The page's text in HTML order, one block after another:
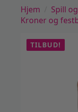
Hjem
Spill
Kroner og
TILBUD!